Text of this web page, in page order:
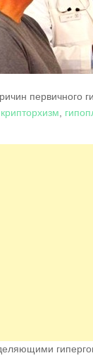
первичного
крипторхизм